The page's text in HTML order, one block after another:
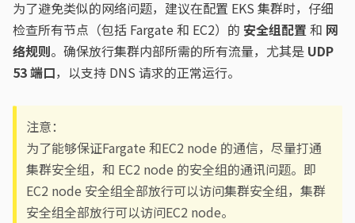
为了避免类似的网络问题，建议在配置 EKS 集群时，仔细
检查所有节点（包括 Fargate 和 EC2）的 安全组配置 和 网
络规则。确保放行集群内部所需的所有流量，尤其是 UDP
53 端口，以支持 DNS 请求的正常运行。
注意：
为了能够保证Fargate 和EC2 node 的通信，尽量打通
集群安全组，和 EC2 node 的安全组的通讯问题。即
EC2 node 安全组全部放行可以访问集群安全组，集群
安全组全部放行可以访问EC2 node。